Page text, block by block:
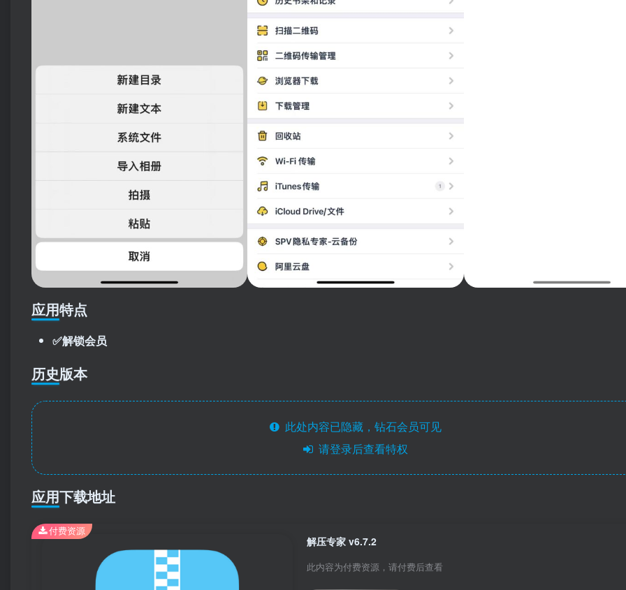
应用特点
✅解锁会员
历史版本
此处内容已隐藏，钻石会员可见
请登录后查看特权
应用下载地址
解压专家 v6.7.2
此内容为付费资源，请付费后查看
付费资源